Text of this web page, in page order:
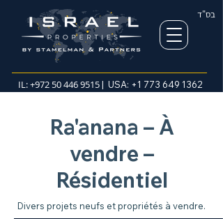
בס"ד
IL:+972 50 446 9515| USA: +1 773 649 1362
Ra'anana – À
vendre –
Résidentiel
Divers projets neufs et propriétés à vendre.